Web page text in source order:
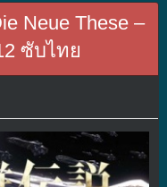
Neue These –
ซับไทย